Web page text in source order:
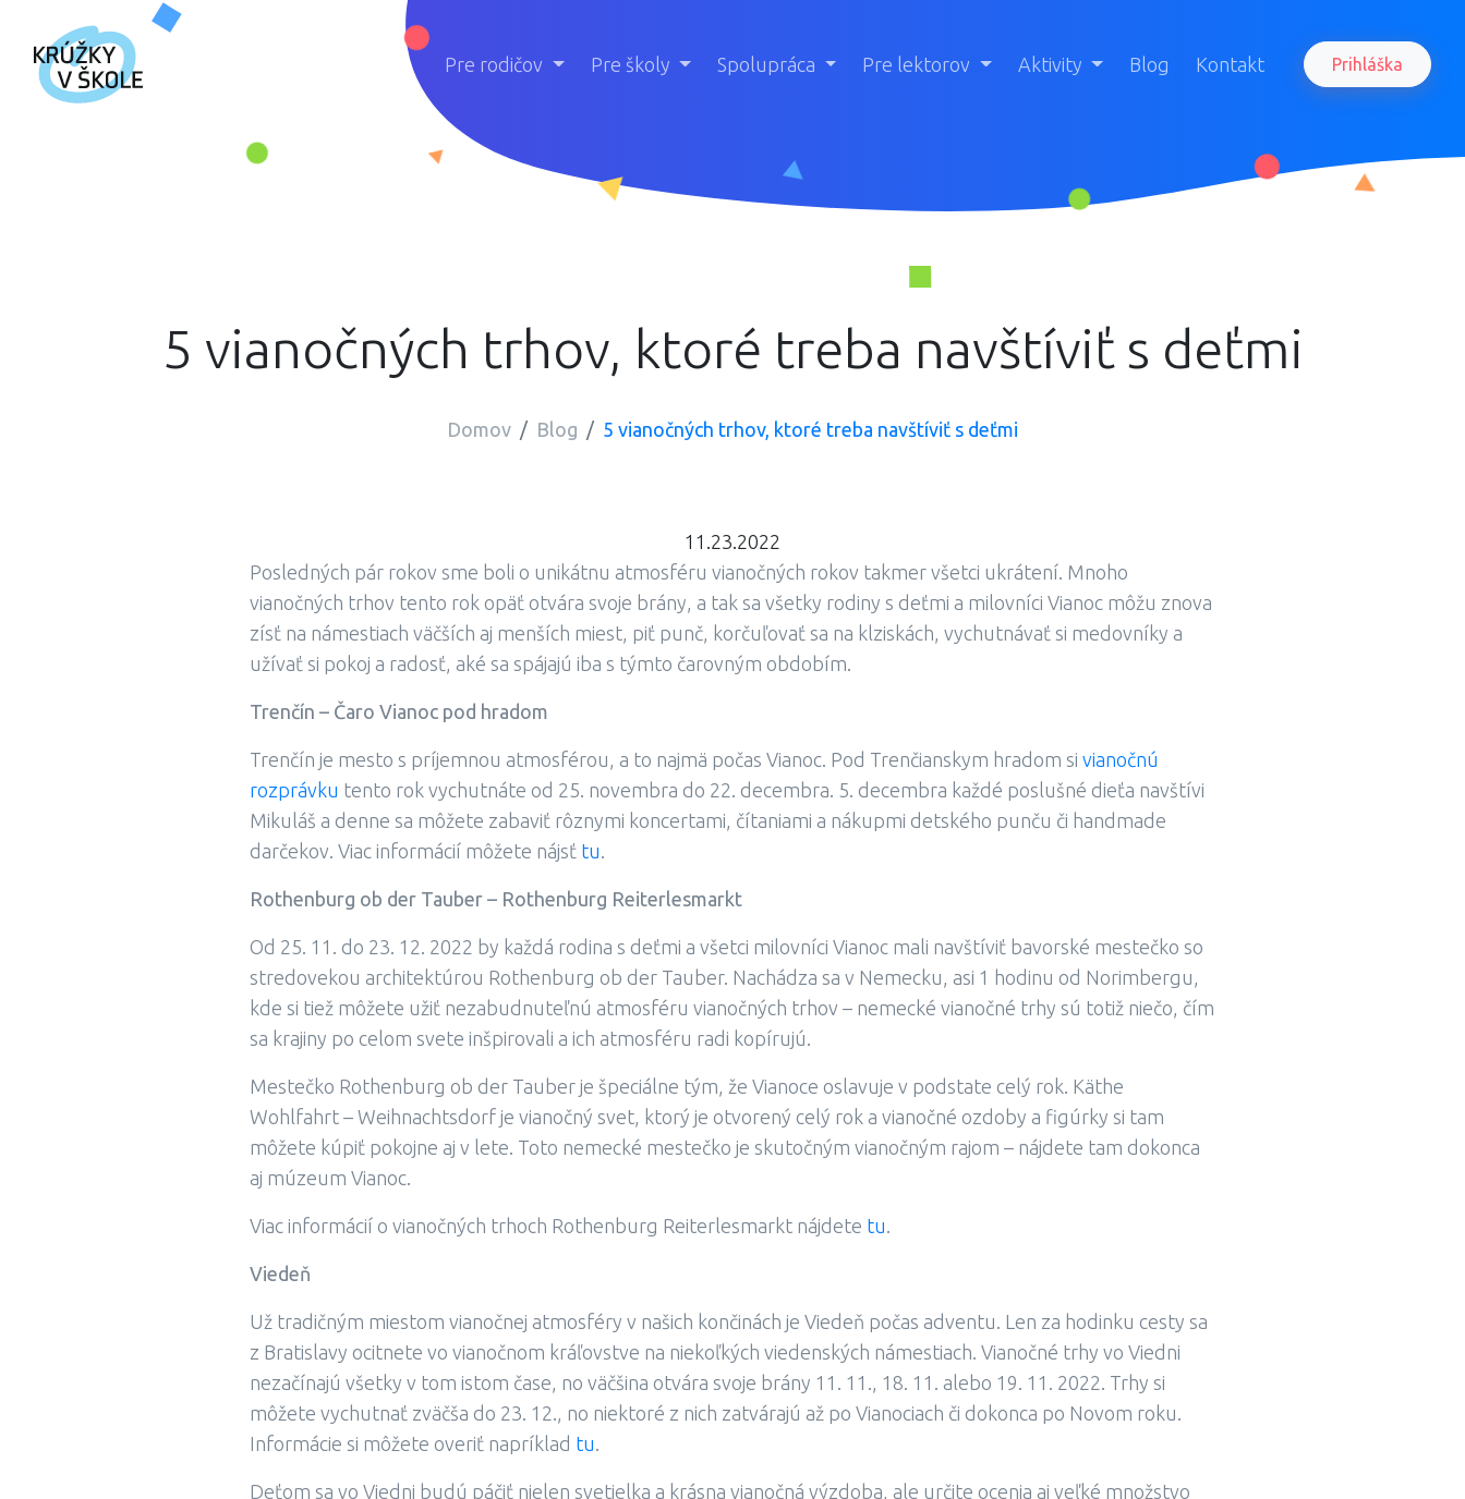
Pre rodičov Pre školy Spolupráca Pre lektorov Aktivity Blog Kontakt Prihláška
5 vianočných trhov, ktoré treba navštíviť s deťmi
Domov Blog 5 vianočných trhov, ktoré treba navštíviť s deťmi
11.23.2022
Posledných pár rokov sme boli o unikátnu atmosféru vianočných rokov takmer všetci ukrátení. Mnoho
vianočných trhov tento rok opäť otvára svoje brány, a tak sa všetky rodiny s deťmi a milovníci Vianoc môžu znova
zísť na námestiach väčších aj menších miest, piť punč, korčuľovať sa na klziskách, vychutnávať si medovníky a
užívať si pokoj a radosť, aké sa spájajú iba s týmto čarovným obdobím.
Trenčín – Čaro Vianoc pod hradom
Trenčín je mesto s príjemnou atmosférou, a to najmä počas Vianoc. Pod Trenčianskym hradom si vianočnú
rozprávku tento rok vychutnáte od 25. novembra do 22. decembra. 5. decembra každé poslušné dieťa navštívi
Mikuláš a denne sa môžete zabaviť rôznymi koncertami, čítaniami a nákupmi detského punču či handmade
darčekov. Viac informácií môžete nájsť tu.
Rothenburg ob der Tauber – Rothenburg Reiterlesmarkt
Od 25. 11. do 23. 12. 2022 by každá rodina s deťmi a všetci milovníci Vianoc mali navštíviť bavorské mestečko so
stredovekou architektúrou Rothenburg ob der Tauber. Nachádza sa v Nemecku, asi 1 hodinu od Norimbergu,
kde si tiež môžete užiť nezabudnuteľnú atmosféru vianočných trhov – nemecké vianočné trhy sú totiž niečo, čím
sa krajiny po celom svete inšpirovali a ich atmosféru radi kopírujú.
Mestečko Rothenburg ob der Tauber je špeciálne tým, že Vianoce oslavuje v podstate celý rok. Käthe
Wohlfahrt – Weihnachtsdorf je vianočný svet, ktorý je otvorený celý rok a vianočné ozdoby a figúrky si tam
môžete kúpiť pokojne aj v lete. Toto nemecké mestečko je skutočným vianočným rajom – nájdete tam dokonca
aj múzeum Vianoc.
Viac informácií o vianočných trhoch Rothenburg Reiterlesmarkt nájdete tu.
Viedeň
Už tradičným miestom vianočnej atmosféry v našich končinách je Viedeň počas adventu. Len za hodinku cesty sa
z Bratislavy ocitnete vo vianočnom kráľovstve na niekoľkých viedenských námestiach. Vianočné trhy vo Viedni
nezačínajú všetky v tom istom čase, no väčšina otvára svoje brány 11. 11., 18. 11. alebo 19. 11. 2022. Trhy si
môžete vychutnať zväčša do 23. 12., no niektoré z nich zatvárajú až po Vianociach či dokonca po Novom roku.
Informácie si môžete overiť napríklad tu.
Deťom sa vo Viedni budú páčiť nielen svetielka a krásna vianočná výzdoba, ale určite ocenia aj veľké množstvo